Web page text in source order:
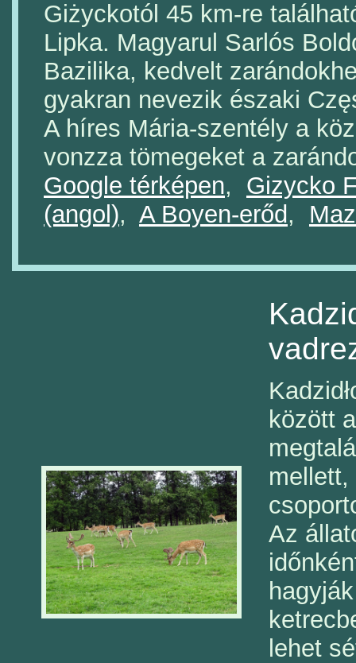
Giżyckotól 45 km-re
Lipka. Magyarul Sarlós
Bazilika, kedvelt
gyakran nevezik északi
A híres Mária-szentély a
vonzza tömegeket a
Google térképen, Gizycko
(angol), A Boyen-erőd ,
között
Az
lehet